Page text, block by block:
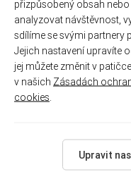
odlesky
Rozměr náušnic: 2.8
Hmotnost náušnic: 3.4 g.
přizpůsobený obsah
analyzovat návštěvnost,
sdílíme se svými partnery
Jejich nastavení upravíte
jej můžete změnit v
v našich Zásadách
cookies
Upravit